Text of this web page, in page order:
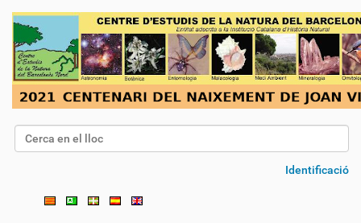
Cerca
Identificació